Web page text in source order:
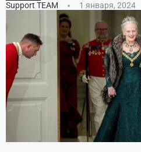
Support TEAM 1 января, 2024